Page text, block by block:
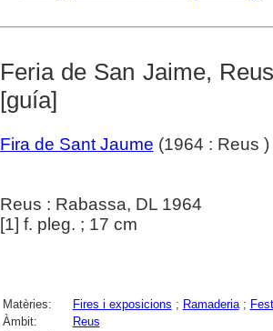
Feria de San Jaime,
[guía]
Fira de Sant Jaume (1964 : Reus )
Reus : Rabassa, DL 1964
[1] f. pleg. ; 17 cm
Matèries: Fires i exposicions ; Ramaderia;
Àmbit:
Reus